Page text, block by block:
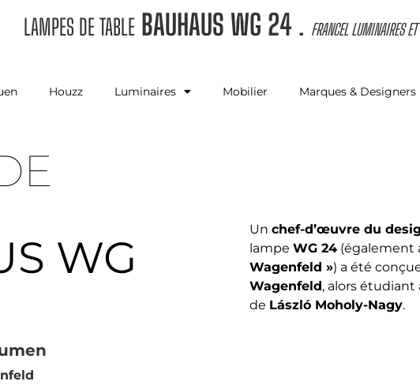
LAMPES DE TABLE BAUHAUS WG 24 . FRANCEL LUMINAIRES
Houzz Luminaires Mobilier Marques & Designers
WG
Un chef-d’œuvre du
lampe WG 24(également
Wagenfeld ») a été
Wagenfeld, alors étudiant
de László Moholy-Nagy.